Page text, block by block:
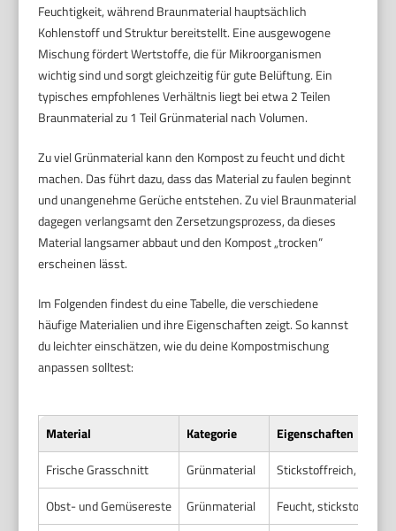
Feuchtigkeit, während Braunmaterial hauptsächlich
Kohlenstoff und Struktur bereitstellt. Eine ausgewogene
Mischung fördert Wertstoffe, die für Mikroorganismen
wichtig sind und sorgt gleichzeitig für gute Belüftung. Ein
typisches empfohlenes Verhältnis liegt bei etwa 2 Teilen
Braunmaterial zu 1 Teil Grünmaterial nach Volumen.
Zu viel Grünmaterial kann den Kompost zu feucht und dicht
machen. Das führt dazu, dass das Material zu faulen beginnt
und unangenehme Gerüche entstehen. Zu viel Braunmaterial
dagegen verlangsamt den Zersetzungsprozess, da dieses
Material langsamer abbaut und den Kompost „trocken“
erscheinen lässt.
Im Folgenden findest du eine Tabelle, die verschiedene
häufige Materialien und ihre Eigenschaften zeigt. So kannst
du leichter einschätzen, wie du deine Kompostmischung
anpassen solltest:
Material Kategorie
Eigenschaften
Frische Grasschnitt
Grünmaterial
Stickstoffreich,
Obst- und Gemüsereste
Grünmaterial
Feucht,